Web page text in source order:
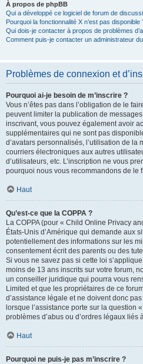
À propos de phpBB
Qui a développé ce logiciel de forum de
Pourquoi la fonctionnalité X n’est pas disponible
Qui dois-je contacter à propos de problèmes
Comment puis-je contacter un administrateur
Problèmes de connexion et
Pourquoi ai-je besoin de m’inscrire ?
Vous n’êtes pas dans l’obligation de le
peuvent limiter la publication de
inscrivant, vous pouvez également avoir
supplémentaires qui ne sont pas
d’avatars personnalisés, l’utilisation de la
courriers électroniques aux autres
d’utilisateurs, etc. L’inscription ne vous
pourquoi nous vous recommandons de le
Haut
Qu’est-ce que la COPPA ?
La COPPA (pour « Child Online Privacy
États-Unis d’Amérique qui demande aux
potentiellement des informations sur les
consentement écrit des parents ou des
Si vous ne savez pas si cette loi
moins de 13 ans inscrits sur votre forum,
un conseiller juridique qui pourra vous
Limited et que les propriétaires de ce
d’assistance légale et ne doivent donc
lorsque l’assistance porte sur la question
problèmes d’abus ou d’ordres légaux liés
Haut
Pourquoi ne puis-je pas m’inscrire ?